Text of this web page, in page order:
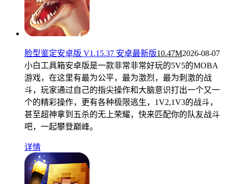
脸型鉴定安卓版 V1.15.37 安卓最新版10.47M2026-08-07
小白工具箱安卓版是一款非常非常好玩的5V5的MOBA
游戏，在这里有最为公平，最为激烈，最为刺激的战
斗，玩家通过自己的指尖操作和大脑意识打出一个又一
个的精彩操作，更有各种极限逃生，1V2,1V3的战斗，
甚至超神拿到五杀的无上荣耀，快来匹配你的队友战斗
吧，一起攀登巅峰。
详情